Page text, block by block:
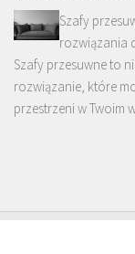
Szafy
rozwiązania
Szafy przesuwne to
rozwiązanie, które
przestrzeni w Twoim